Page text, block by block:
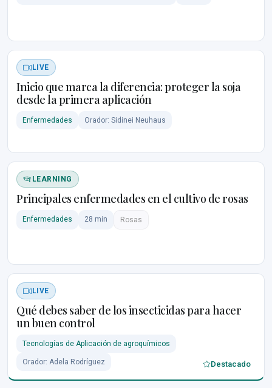
LIVE
Inicio que marca la diferencia: proteger la soja
desde la primera aplicación
Enfermedades Orador: Sidinei Neuhaus
LEARNING
Principales enfermedades en el cultivo de rosas
Enfermedades 28 min Rosas
LIVE
Qué debes saber de los insecticidas para hacer
un buen control
Tecnologías de Aplicación de agroquímicos
Orador: Adela Rodríguez Destacado